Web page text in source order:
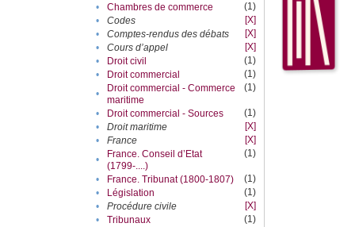
•
Chambres de commerce
(1)
•
Codes
[X]
•
Comptes-rendus des débats
[X]
•
Cours d’appel
[X]
•
Droit civil
(1)
•
Droit commercial
(1)
•
Droit commercial - Commerce
maritime
(1)
• Droit commercial - Sources
(1)
•
Droit maritime
[X]
•
France
[X]
•
France. Conseil d’Etat
(1799-....)
(1)
• France. Tribunat (1800-1807)
(1)
•
Législation
(1)
•
Procédure civile
[X]
•
Tribunaux
(1)